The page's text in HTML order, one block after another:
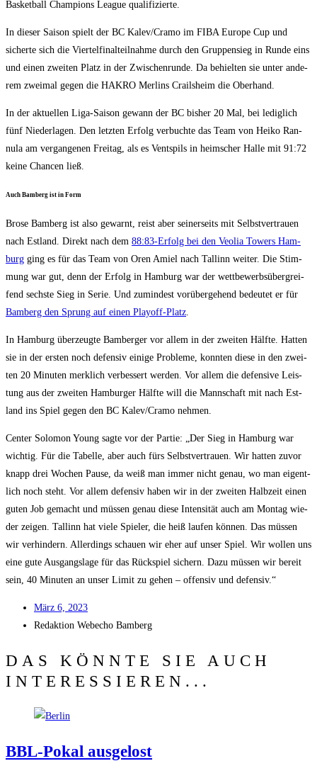
Bas­ket­ball Cham­pi­ons League qualifizierte.
In die­ser Sai­son spielt der BC Kalev/​Cramo im FIBA Euro­pe Cup und
sicher­te sich die Vier­tel­fi­nal­teil­nah­me durch den Grup­pen­sieg in Run­de eins
und einen zwei­ten Platz in der Zwi­schen­run­de. Da behiel­ten sie unter ande­
rem zwei­mal gegen die HAKRO Mer­lins Crails­heim die Oberhand.
In der aktu­el­len Liga-Sai­son gewann der BC bis­her 20 Mal, bei ledig­lich
fünf Nie­der­la­gen. Den letz­ten Erfolg ver­buch­te das Team von Hei­ko Ran­
nu­la am ver­gan­ge­nen Frei­tag, als es Vents­pils in heim­scher Hal­le mit 91:72
kei­ne Chan­cen ließ.
Auch Bam­berg ist in Form
Bro­se Bam­berg ist also gewarnt, reist aber sei­ner­seits mit Selbst­ver­trau­en
nach Est­land. Direkt nach dem 88:83-Erfolg bei den Veo­lia Towers Ham­
burg ging es für das Team von Oren Amiel nach Tal­linn wei­ter. Die Stim­
mung war gut, denn der Erfolg in Ham­burg war der wett­be­werbs­über­grei­
fend sechs­te Sieg in Serie. Und zumin­dest vor­über­ge­hend bedeu­tet er für
Bam­berg den Sprung auf einen Play­off-Platz
In Ham­burg über­zeug­te Bam­ber­ger vor allem in der zwei­ten Hälf­te. Hat­ten
sie in der ers­ten noch defen­siv eini­ge Pro­ble­me, konn­ten die­se in den zwei­
ten 20 Minu­ten merk­lich ver­bes­sert wer­den. Vor allem die defen­si­ve Leis­
tung aus der zwei­ten Ham­bur­ger Hälf­te will die Mann­schaft mit nach Est­
land ins Spiel gegen den BC Kalev/​Cramo nehmen.
Cen­ter Solo­mon Young sag­te vor der Par­tie: „Der Sieg in Ham­burg war
wich­tig. Für die Tabel­le, aber auch fürs Selbst­ver­trau­en. Wir hat­ten zuvor
knapp drei Wochen Pau­se, da weiß man immer nicht genau, wo man eigent­
lich noch steht. Vor allem defen­siv haben wir in der zwei­ten Halb­zeit einen
guten Job gemacht und müs­sen genau die­se Inten­si­tät auch am Mon­tag wie­
der zei­gen. Tal­linn hat vie­le Spie­ler, die heiß lau­fen kön­nen. Das müs­sen
wir ver­hin­dern. Aller­dings schau­en wir eher auf unser Spiel. Wir wol­len uns
eine gute Aus­gangs­la­ge für das Rück­spiel sichern. Dazu müs­sen wir bereit
sein, 40 Minu­ten an unser Limit zu gehen – offen­siv und defensiv.“
März 6, 2023
Redak­ti­on Web­echo Bamberg
DAS KÖNNTE SIE AUCH
INTERESSIEREN...
BBL-Pokal aus­ge­lost